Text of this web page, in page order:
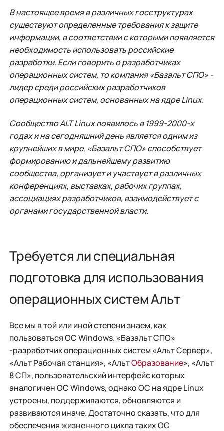
В настоящее время в различных госструктурах
существуют определенные требования к защите
информации, в соответствии с которыми появляется
необходимость использовать российские
разработки. Если говорить о разработчиках
операционных систем, то компания «Базальт СПО» -
лидер среди российских разработчиков
операционных систем, основанных на ядре Linux.
Сообщество ALT Linux появилось в 1999-2000-х
годах и на сегодняшний день является одним из
крупнейших в мире. «Базальт СПО» способствует
формированию и дальнейшему развитию
сообщества, организует и участвует в различных
конференциях, выставках, рабочих группах,
ассоциациях разработчиков, взаимодействует с
органами государственной власти.
Требуется ли специальная
подготовка для использования
операционных систем Альт
Все мы в той или иной степени знаем, как
пользоваться ОС Windows. «Базальт СПО»
-разработчик операционных систем «Альт Сервер»,
«Альт Рабочая станция», «АльтОбразование», «Альт
8 СП», пользовательский интерфейс которых
аналогичен ОС Windows, однако ОС на ядре Linux
устроены, поддерживаются, обновляются и
развиваются иначе. Достаточно сказать, что для
обеспечения жизненного цикла таких ОС